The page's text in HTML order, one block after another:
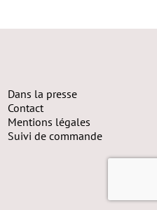
Dans la presse
Contact
Mentions légales
Suivi de commande